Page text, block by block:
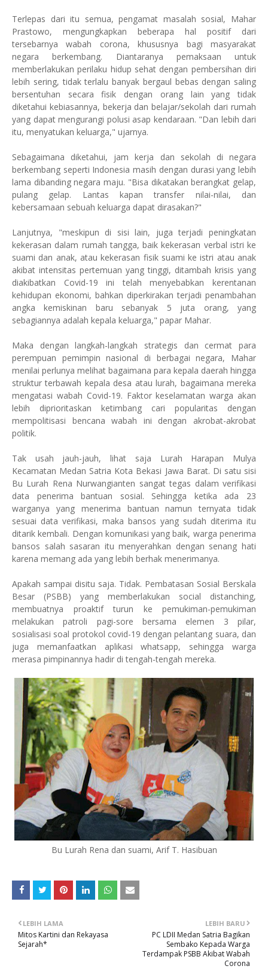
Terlepas dari itu semua, pengamat masalah sosial, Mahar
Prastowo, mengungkapkan beberapa hal positif dari
tersebarnya wabah corona, khususnya bagi masyarakat
negara berkembang. Diantaranya pemaksaan untuk
memberlakukan perilaku hidup sehat dengan pembersihan diri
lebih sering, tidak terlalu banyak bergaul bebas dengan saling
bersentuhan secara fisik dengan orang lain yang tidak
diketahui kebiasannya, bekerja dan belajar/sekolah dari rumah
yang dapat mengurangi polusi asap kendaraan. "Dan lebih dari
itu, menyatukan keluarga," ujarnya.
Sebagaimana diketahui, jam kerja dan sekolah di negara
berkembang seperti Indonesia masih dengan durasi yang lebih
lama dibanding negara maju. "Bisa dikatakan berangkat gelap,
pulang gelap. Lantas kapan transfer nilai-nilai, dan
kebersamaan sebuah keluarga dapat dirasakan?"
Lanjutnya, "meskipun di sisi lain, juga terjadi peningkatan
kekerasan dalam rumah tangga, baik kekerasan verbal istri ke
suami dan anak, atau kekerasan fisik suami ke istri atau anak
akibat intensitas pertemuan yang tinggi, ditambah krisis yang
diakibatkan Covid-19 ini telah menyebabkan kerentanan
kehidupan ekonomi, bahkan diperkirakan terjadi penambahan
angka kemiskinan baru sebanyak 5 juta orang, yang
sebagiannya adalah kepala keluarga," papar Mahar.
Maka dengan langkah-langkah strategis dan cermat para
perempuan pemimpin nasional di berbagai negara, Mahar
menilai perlunya melihat bagaimana para kepala daerah hingga
struktur terbawah kepala desa atau lurah, bagaimana mereka
mengatasi wabah Covid-19. Faktor keselamatan warga akan
lebih diprioritaskan ketimbang cari popularitas dengan
mempolitisasi bencana wabah ini dengan akrobat-akrobat
politik.
Tak usah jauh-jauh, lihat saja Lurah Harapan Mulya
Kecamatan Medan Satria Kota Bekasi Jawa Barat. Di satu sisi
Bu Lurah Rena Nurwangianten sangat tegas dalam verifikasi
data penerima bantuan sosial. Sehingga ketika ada 23
warganya yang menerima bantuan namun ternyata tidak
sesuai data verifikasi, maka bansos yang sudah diterima itu
ditarik kembali. Dengan komunikasi yang baik, warga penerima
bansos salah sasaran itu menyerahkan dengan senang hati
karena memang ada yang lebih berhak menerimanya.
Apakah sampai disitu saja. Tidak. Pembatasan Sosial Berskala
Besar (PSBB) yang memberlakukan social distanching,
membuatnya proaktif turun ke pemukiman-pemukiman
melakukan patroli pagi-sore bersama elemen 3 pilar,
sosialisasi soal protokol covid-19 dengan pelantang suara, dan
juga memanfaatkan aplikasi whatsapp, sehingga warga
merasa pimpinannya hadir di tengah-tengah mereka.
Bu Lurah Rena dan suami, Arif T. Hasibuan
LEBIH BARU
PC LDII Medan Satria Bagikan
Sembako Kepada Warga
Terdampak PSBB Akibat Wabah
Corona
LEBIH LAMA
Mitos Kartini dan Rekayasa
Sejarah*